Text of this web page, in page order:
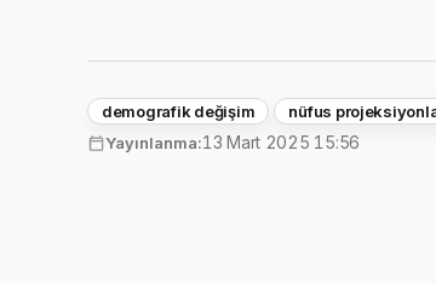
demografik değişim nüfus
Yayınlanma:13 Mart 2025 15:56